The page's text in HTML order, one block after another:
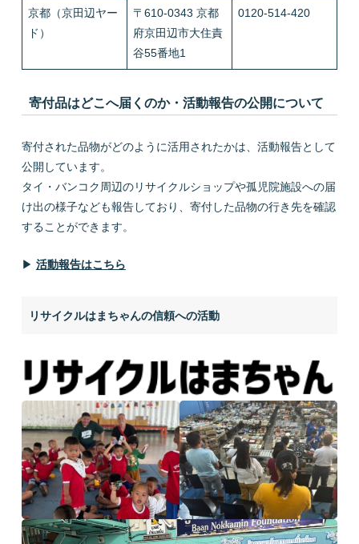
京都（京田辺ヤー
ド）
〒610-0343 京都
府京田辺市大住責
谷55番地1
0120-514-420
寄付品はどこへ届くのか・活動報告の公開について
寄付された品物がどのように活用されたかは、活動報告として
公開しています。
タイ・バンコク周辺のリサイクルショップや孤児院施設への届
け出の様子なども報告しており、寄付した品物の行き先を確認
することができます。
▶ 活動報告はこちら
リサイクルはまちゃんの信頼への活動